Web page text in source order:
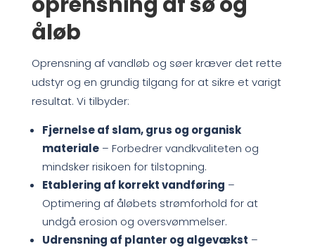
åløb
Oprensning af vandløb og søer kræver det rette
udstyr og en grundig tilgang for at sikre et varigt
resultat. Vi tilbyder:
Fjernelse af slam, grus og organisk
materiale– Forbedrer vandkvaliteten og
mindsker risikoen for tilstopning.
Etablering af korrekt vandføring –
Optimering af åløbets strømforhold for at
undgå erosion og oversvømmelser.
Udrensning af planter og algevækst –